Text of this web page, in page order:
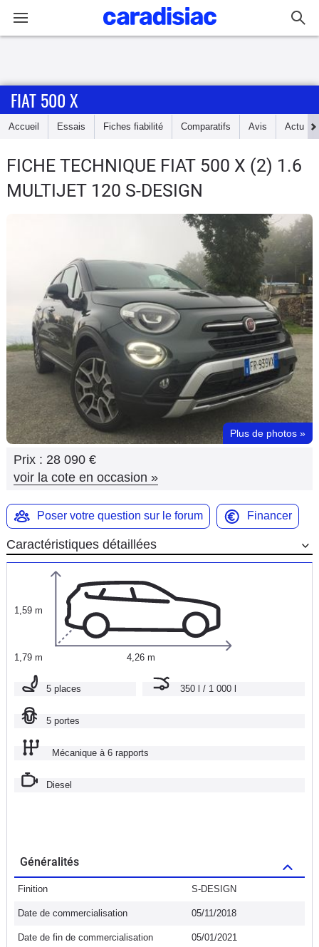
Accueil
Essais
Utilitaires
Flottes
Auto
Services
Forum
Moto
Marques
FIAT 500 X
Accueil Essais Fiches fiabilité Comparatifs Avis Actu
FICHE TECHNIQUE FIAT 500 X (2) 1.6
MULTIJET 120 S-DESIGN
Plus de photos »
Prix : 28 090 €
voir la cote en occasion »
Poser votre question sur le forum Financer
Caractéristiques détaillées
1,59 m
1,79 m 4,26 m
5 places 350 l / 1 000 l
5 portes
Mécanique à 6 rapports
Diesel
Généralités
Finition S-DESIGN
Date de commercialisation 05/11/2018
Date de fin de commercialisation 05/01/2021